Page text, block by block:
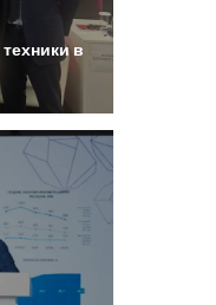
техникив